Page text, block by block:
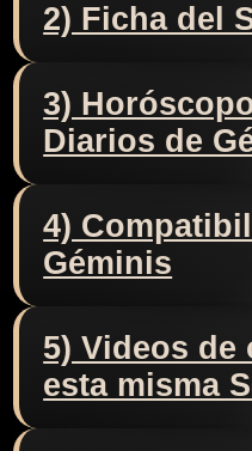
2) Ficha del
3)
Diarios de
4)
Géminis
5) Videos de
esta misma